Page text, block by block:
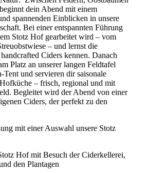
dein Abend mit einem
spannenden Einblicken in unsere
Bei einer entspannten Führung
Stotz Hof gearbeitet wird – vom
– und lernst die
Ciders kennen. Danach
Platz an unserer langen Feldtafel
Tent und servieren dir saisonale
– frisch, regional und mit
Begleitet wird der Abend von einer
Ciders, der perfekt zu den
mit einer Auswahl unsere Stotz
Hof mit Besuch der Ciderkellerei,
den Plantagen